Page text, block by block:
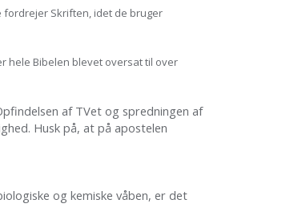
fordrejer Skriften, idet de bruger
hele Bibelen blevet oversat til over
af TVet og spredningen af
Husk på, at på apostelen
og kemiske våben, er det